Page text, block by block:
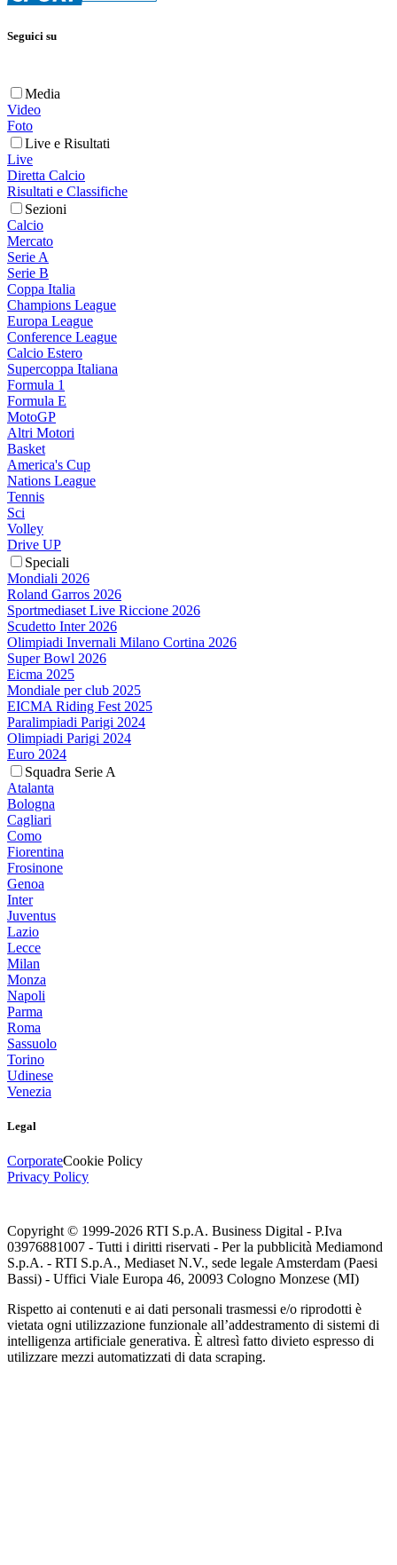
Seguici su
Media
Video
Foto
Live e Risultati
Live
Diretta Calcio
Risultati e Classifiche
Sezioni
Calcio
Mercato
Serie A
Serie B
Coppa Italia
Champions League
Europa League
Conference League
Calcio Estero
Supercoppa Italiana
Formula 1
Formula E
MotoGP
Altri Motori
Basket
America's Cup
Nations League
Tennis
Sci
Volley
Drive UP
Speciali
Mondiali 2026
Roland Garros 2026
Sportmediaset Live Riccione 2026
Scudetto Inter 2026
Olimpiadi Invernali Milano Cortina 2026
Super Bowl 2026
Eicma 2025
Mondiale per club 2025
EICMA Riding Fest 2025
Paralimpiadi Parigi 2024
Olimpiadi Parigi 2024
Euro 2024
Squadra Serie A
Atalanta
Bologna
Cagliari
Como
Fiorentina
Frosinone
Genoa
Inter
Juventus
Lazio
Lecce
Milan
Monza
Napoli
Parma
Roma
Sassuolo
Torino
Udinese
Venezia
Legal
CorporateCookie Policy
Privacy Policy
Copyright © 1999-2026 RTI S.p.A. Business Digital - P.Iva
03976881007 - Tutti i diritti riservati - Per la pubblicità Mediamond
S.p.A. - RTI S.p.A., Mediaset N.V., sede legale Amsterdam (Paesi
Bassi) - Uffici Viale Europa 46, 20093 Cologno Monzese (MI)
Rispetto ai contenuti e ai dati personali trasmessi e/o riprodotti è
vietata ogni utilizzazione funzionale all’addestramento di sistemi di
intelligenza artificiale generativa. È altresì fatto divieto espresso di
utilizzare mezzi automatizzati di data scraping.